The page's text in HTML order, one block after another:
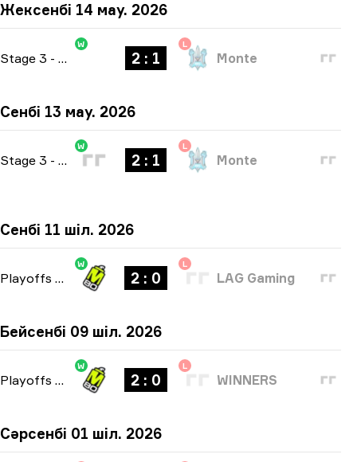
Жексенбі 14 мау. 2026
Stage 3 - bo3
W
2 : 1
L
Monte
Сенбі 13 мау. 2026
Stage 3 - bo3
W
2 : 1
L
Monte
Сенбі 11 шіл. 2026
Playoffs bo3
W
2 : 0
L
LAG Gaming
Бейсенбі 09 шіл. 2026
Playoffs bo3
W
2 : 0
L
WINNERS
Сәрсенбі 01 шіл. 2026